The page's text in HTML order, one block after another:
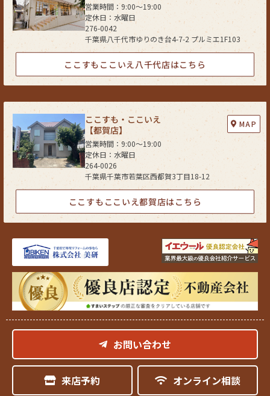
276-0042
千葉県八千代市ゆりのき台4-7-2 プルミエ1F103
営業時間：9:00〜19:00
定休日：水曜日
ここすもここいえ八千代店はこちら
ここすも・ここいえ
【都賀店】
264-0026
千葉県千葉市若葉区西都賀3丁目18-12
営業時間：9:00〜19:00
定休日：水曜日
MAP
ここすもここいえ都賀店はこちら
お問い合わせ
来店予約 オンライン相談